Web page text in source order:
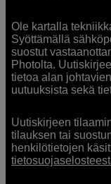
Ole kartalla
Syöttämällä
suostut
Photolta.
tietoa alan
uutuuksista sekä
Uutiskirjeen
tilauksen tai
henkilötietojen